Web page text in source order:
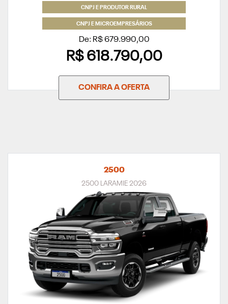
CNPJ E PRODUTOR RURAL
CNPJ E MICROEMPRESÁRIOS
De: R$ 679.990,00
R$ 618.790,00
CONFIRA A OFERTA
2500
2500 LARAMIE 2026